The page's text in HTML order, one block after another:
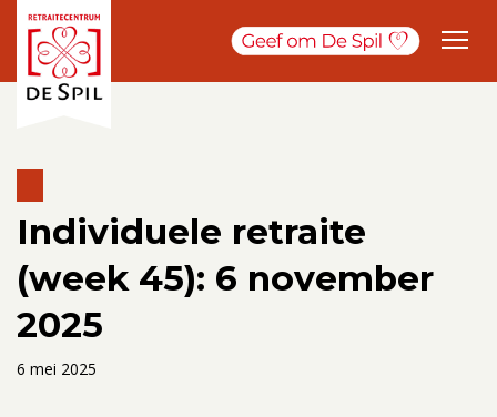
Individuele retraite
(week 45): 6 november
2025
6 mei 2025